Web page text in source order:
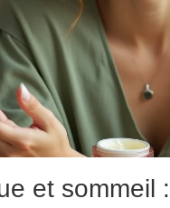
et sommeil